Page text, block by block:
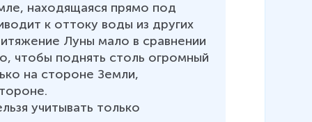
находящаяся прямо под
к оттоку воды из других
Луны мало в сравнении
чтобы поднять столь огромный
на стороне Земли,
учитывать только